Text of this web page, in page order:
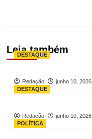
Leia também
DESTAQUE
Redação junho 10, 2026
DESTAQUE
Redação junho 10, 2026
POLÍTICA